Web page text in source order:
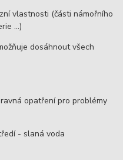
vlastnosti (části námořního
...)
dosáhnout všech
opatření pro problémy
- slaná voda